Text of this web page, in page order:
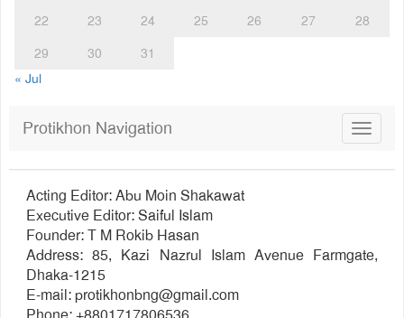
22
23 24 25 26 27
28
29
30
31
« Jul
Toggle
Protikhon Navigation
Acting Editor: Abu Moin Shakawat
Executive Editor: Saiful Islam
Founder: T M Rokib Hasan
Address: 85, Kazi Nazrul Islam Avenue Farmgate,
Dhaka-1215
E-mail:protikhonbng@gmail.com